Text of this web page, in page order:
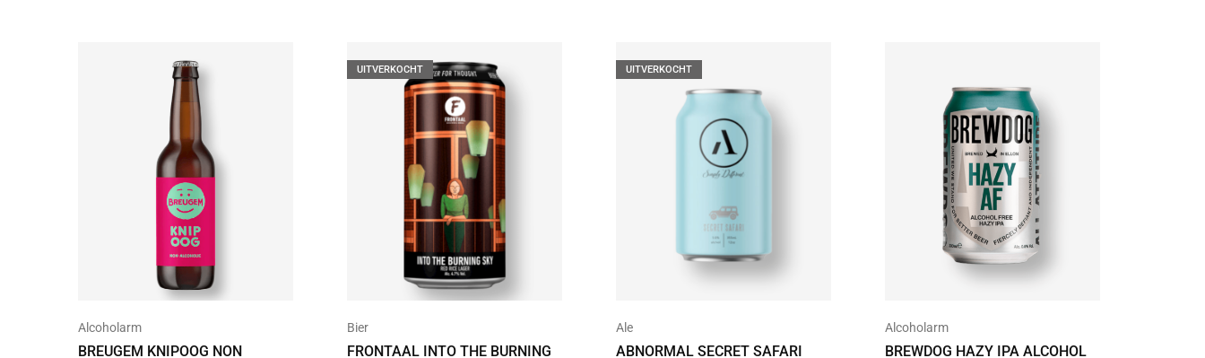
Alcoholarm
BREUGEM KNIPOOG NON
UITVERKOCHT
Bier
FRONTAAL INTO THE BURNING
UITVERKOCHT
Ale
ABNORMAL SECRET SAFARI
Alcoholarm
BREWDOG HAZY IPA ALCOHOL